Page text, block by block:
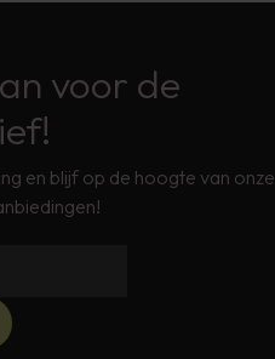
voor de
en blijf op de hoogte van onze